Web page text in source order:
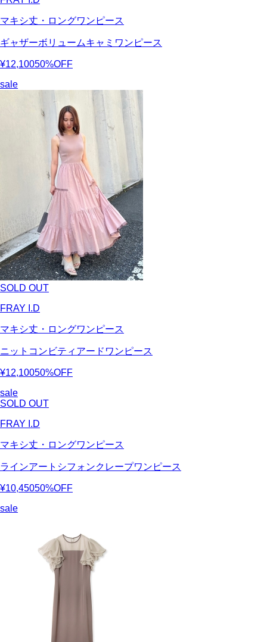
マキシ丈・ロングワンピース
ギャザーボリュームキャミワンピース
¥12,10050%OFF
sale
SOLD OUT
FRAY I.D
マキシ丈・ロングワンピース
ニットコンビティアードワンピース
¥12,10050%OFF
sale
SOLD OUT
FRAY I.D
マキシ丈・ロングワンピース
ラインアートシフォンクレープワンピース
¥10,45050%OFF
sale